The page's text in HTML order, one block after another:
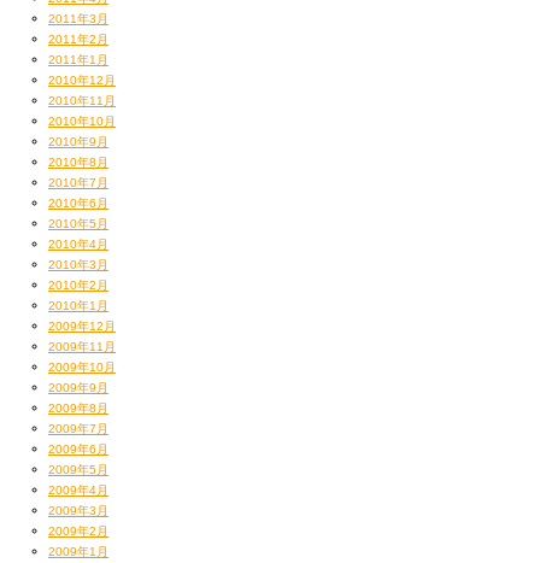
2011年3月
2011年2月
2011年1月
2010年12月
2010年11月
2010年10月
2010年9月
2010年8月
2010年7月
2010年6月
2010年5月
2010年4月
2010年3月
2010年2月
2010年1月
2009年12月
2009年11月
2009年10月
2009年9月
2009年8月
2009年7月
2009年6月
2009年5月
2009年4月
2009年3月
2009年2月
2009年1月